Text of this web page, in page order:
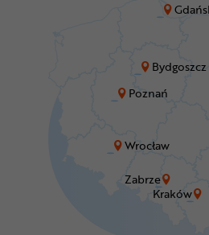
Bydgoszcz
Kraków
Poznań
Wrocław
Zabrze